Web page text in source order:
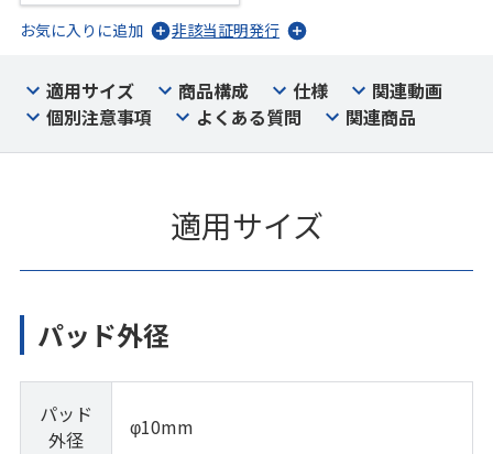
お気に入りに追加
非該当証明発行
適用サイズ 商品構成 仕様
関連動画
個別注意事項
よくある質問 関連商品
適用サイズ
パッド外径
パッド
外径
φ10mm